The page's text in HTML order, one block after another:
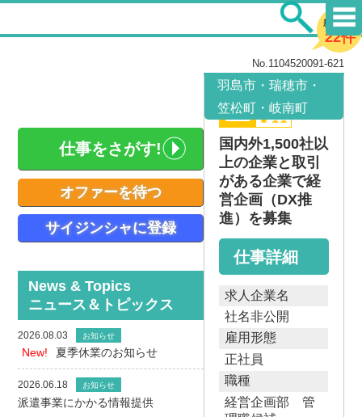
新着求人
22件
No.1104520091-621
羽島市・瑞穂市・
笠松町・岐南町
国内外1,500社以
上の企業と取引
がある企業で経
営企画（DX推
進）を募集
仕事詳細
求人企業名
社名非公開
雇用形態
正社員
職種
経営企画部 管
仕事をさがす!
オファーを待つ
サイジンシャに登録
News & Topics
ニュース＆トピックス
2026.08.03 お知らせ
New! 夏季休業のお知らせ
2026.06.18 お知らせ
派遣事業にかかる情報提供